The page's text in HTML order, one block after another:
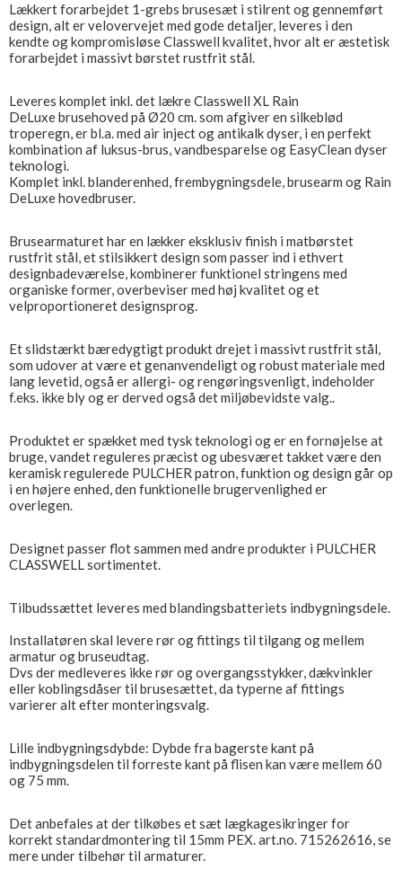
Lækkert forarbejdet 1-grebs brusesæt i stilrent og gennemført
design, alt er velovervejet med gode detaljer, leveres i den
kendte og kompromisløse Classwell kvalitet, hvor alt er æstetisk
forarbejdet i massivt børstet rustfrit stål.
Leveres komplet inkl. det lækre Classwell XL Rain
DeLuxe brusehoved på Ø20 cm. som afgiver en silkeblød
troperegn, er bl.a. med air inject og antikalk dyser, i en perfekt
kombination af luksus-brus, vandbesparelse og EasyClean dyser
teknologi.
Komplet inkl. blanderenhed, frembygningsdele, brusearm og Rain
DeLuxe hovedbruser.
Brusearmaturet har en lækker eksklusiv finish i matbørstet
rustfrit stål, et stilsikkert design som passer ind i ethvert
designbadeværelse, kombinerer funktionel stringens med
organiske former, overbeviser med høj kvalitet og et
velproportioneret designsprog.
Et slidstærkt bæredygtigt produkt drejet i massivt rustfrit stål,
som udover at være et genanvendeligt og robust materiale med
lang levetid, også er allergi- og rengøringsvenligt, indeholder
f.eks. ikke bly og er derved også det miljøbevidste valg..
Produktet er spækket med tysk teknologi og er en fornøjelse at
bruge, vandet reguleres præcist og ubesværet takket være den
keramisk regulerede PULCHER patron, funktion og design går op
i en højere enhed, den funktionelle brugervenlighed er
overlegen.
Designet passer flot sammen med andre produkter i PULCHER
CLASSWELL sortimentet.
Tilbudssættet leveres med blandingsbatteriets indbygningsdele.
Installatøren skal levere rør og fittings til tilgang og mellem
armatur og bruseudtag.
Dvs der medleveres ikke rør og overgangsstykker, dækvinkler
eller koblingsdåser til brusesættet, da typerne af fittings
varierer alt efter monteringsvalg.
Lille indbygningsdybde: Dybde fra bagerste kant på
indbygningsdelen til forreste kant på flisen kan være mellem 60
og 75 mm.
Det anbefales at der tilkøbes et sæt lægkagesikringer for
korrekt standardmontering til 15mm PEX. art.no. 715262616, se
mere under tilbehør til armaturer.